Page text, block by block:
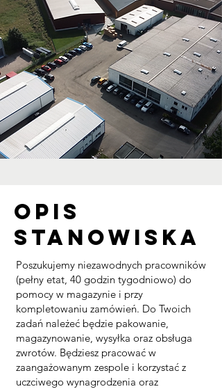
Opis
stanowiska
Poszukujemy niezawodnych pracowników
(pełny etat, 40 godzin tygodniowo) do
pomocy w magazynie i przy
kompletowaniu zamówień. Do Twoich
zadań należeć będzie pakowanie,
magazynowanie, wysyłka oraz obsługa
zwrotów. Będziesz pracować w
zaangażowanym zespole i korzystać z
uczciwego wynagrodzenia oraz